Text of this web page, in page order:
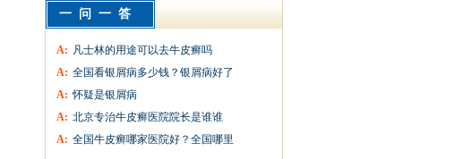
一问一答
A: 凡士林的用途可以去牛皮癣吗
A: 全国看银屑病多少钱？银屑病好了
A: 怀疑是银屑病
A: 北京专治牛皮癣医院院长是谁谁
A: 全国牛皮癣哪家医院好？全国哪里